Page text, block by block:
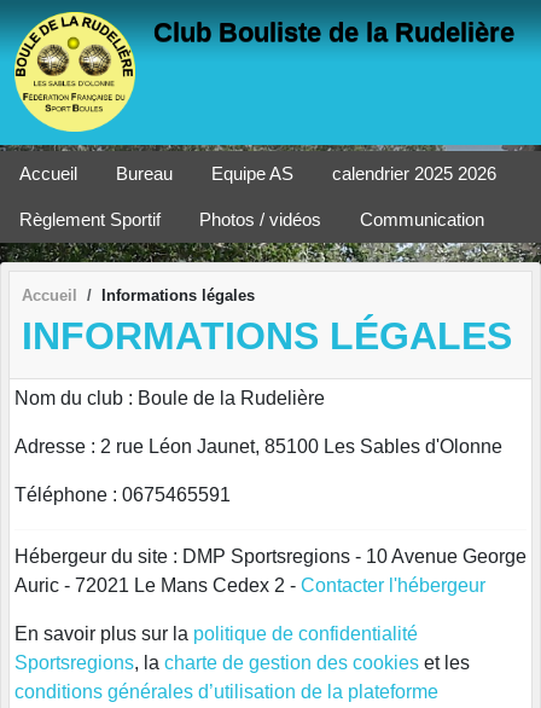
Club Bouliste de la Rudelière
Accueil Bureau Equipe AS calendrier 2025 2026
Règlement Sportif Photos / vidéos Communication
Accueil Informations légales
INFORMATIONS LÉGALES
Nom du club : Boule de la Rudelière
Adresse : 2 rue Léon Jaunet, 85100 Les Sables d'Olonne
Téléphone : 0675465591
Hébergeur du site : DMP Sportsregions - 10 Avenue George
Auric - 72021 Le Mans Cedex 2 - Contacter l'hébergeur
En savoir plus sur la politique de confidentialité
Sportsregions, la charte de gestion des cookies et les
conditions générales d’utilisation de la plateforme
Panneau de gestion des cookies